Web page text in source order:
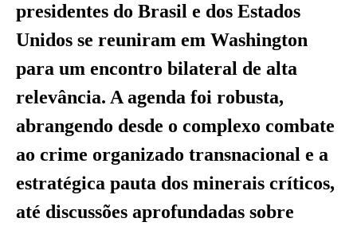
presidentes do Brasil e dos Estados
Unidos se reuniram em Washington
para um encontro bilateral de alta
relevância. A agenda foi robusta,
abrangendo desde o complexo combate
ao crime organizado transnacional e a
estratégica pauta dos minerais críticos,
até discussões aprofundadas sobre